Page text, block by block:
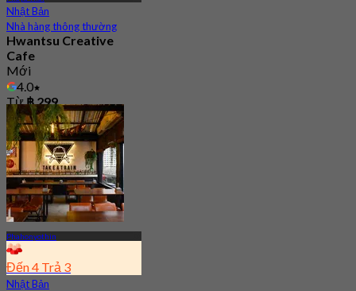
Nhật Bản
Nhà hàng thông thường
Hwantsu Creative
Cafe
Mới
4.0
Từ฿ 299
Phahonyothin
Đến 4 Trả 3
Nhật Bản